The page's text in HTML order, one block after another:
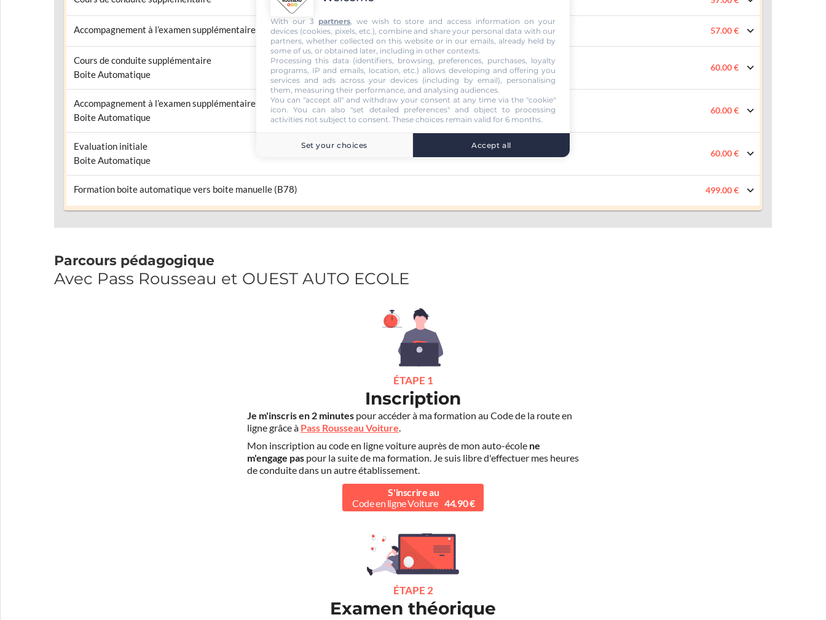
Accompagnement à l’examen supplémentaire 57.00 €
Cours de conduite supplémentaire
Boite Automatique
60.00 €
Accompagnement à l’examen supplémentaire
Boite Automatique
60.00 €
Evaluation initiale
Boite Automatique
60.00 €
Formation boite automatique vers boite manuelle (B78) 499.00 €
Parcours pédagogique
Avec Pass Rousseau et OUEST AUTO ECOLE
ÉTAPE 1
Inscription
Je m'inscris en 2 minutes pour accéder à ma formation au Code de la route en
ligne grâce à Pass Rousseau Voiture.
Mon inscription au code en ligne voiture auprès de mon auto-école ne
m'engage pas pour la suite de ma formation. Je suis libre d'effectuer mes heures
de conduite dans un autre établissement.
S'inscrire au
Code en ligne Voiture 44.90 €
ÉTAPE 2
Examen théorique
With our 3 partners, we wish to store and access information on your
devices (cookies, pixels, etc.), combine and share your personal data with our
partners, whether collected on this website or in our emails, already held by
some of us, or obtained later, including in other contexts.
Processing this data (identifiers, browsing, preferences, purchases, loyalty
programs, IP and emails, location, etc.) allows developing and offering you
services and ads across your devices (including by email), personalising
them, measuring their performance, and analysing audiences.
You can "accept all" and withdraw your consent at any time via the "cookie"
icon. You can also "set detailed preferences" and object to processing
activities not subject to consent. These choices remain valid for 6 months.
Set your choices Accept all